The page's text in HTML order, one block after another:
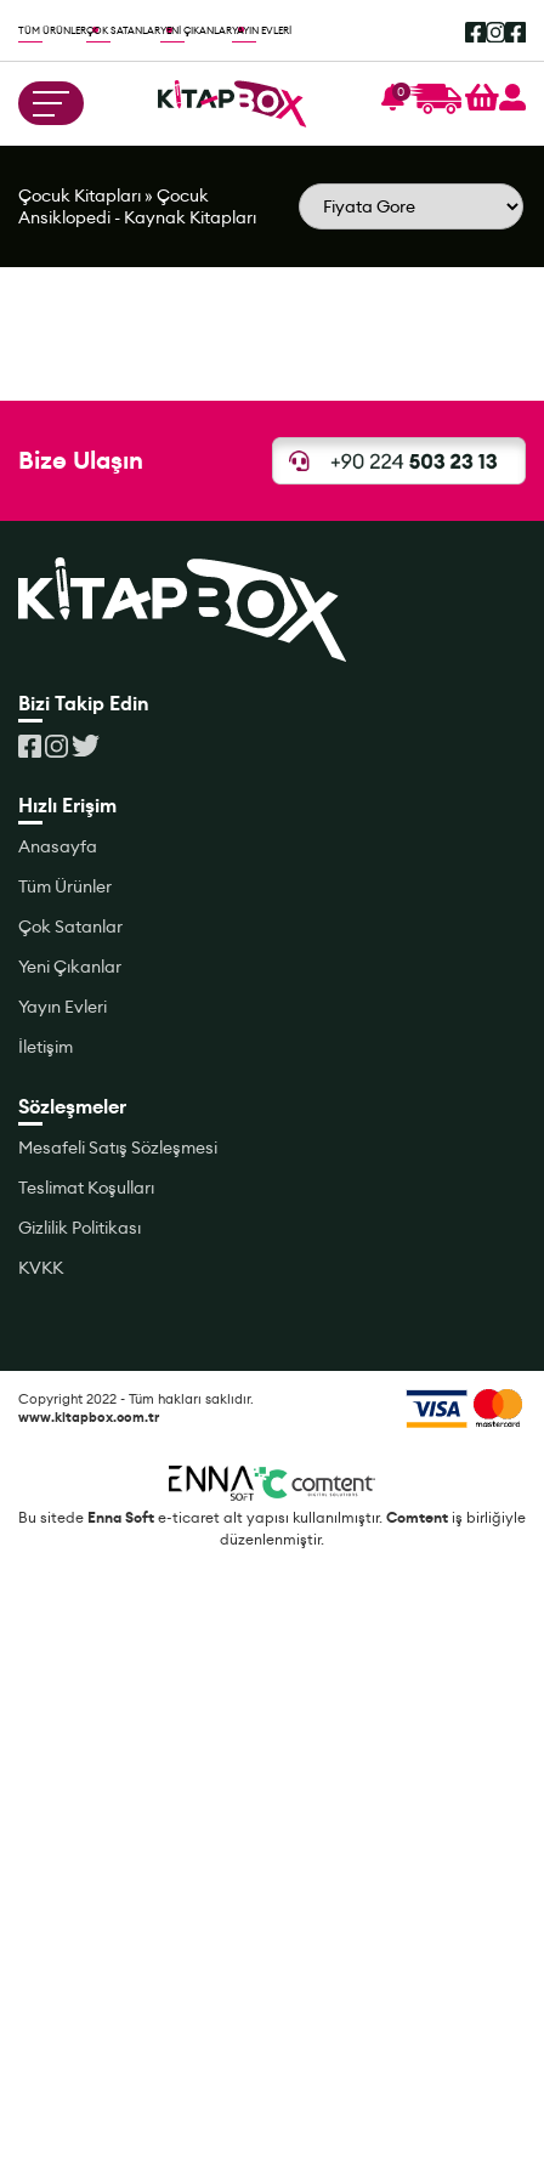
TÜM ÜRÜNLERÇOK SATANLARYENİ ÇIKANLARYAYIN EVLERİ
0
Çocuk Kitapları» Çocuk
Ansiklopedi - Kaynak Kitapları
Bize Ulaşın
Bizi Takip Edin
Hızlı Erişim
Anasayfa
Tüm Ürünler
Çok Satanlar
Yeni Çıkanlar
Yayın Evleri
İletişim
Sözleşmeler
Mesafeli Satış Sözleşmesi
Teslimat Koşulları
Gizlilik Politikası
KVKK
Copyright 2022 - Tüm hakları saklıdır.
www.kitapbox.com.tr
Bu sitede Enna Soft e-ticaret alt yapısı kullanılmıştır. Comtent iş birliğiyle
düzenlenmiştir.